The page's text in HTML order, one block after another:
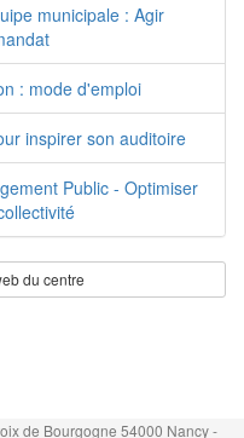
municipale : Agir
: mode d'emploi
inspirer son auditoire
Public - Optimiser
du centre
de Bourgogne 54000 Nancy -